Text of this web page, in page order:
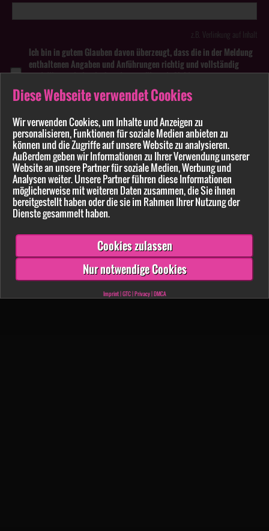
Diese Webseite verwendet Cookies
Wir verwenden Cookies, um Inhalte und Anzeigen zu
personalisieren, Funktionen für soziale Medien anbieten zu
können und die Zugriffe auf unsere Website zu analysieren.
Außerdem geben wir Informationen zu Ihrer Verwendung unserer
Website an unsere Partner für soziale Medien, Werbung und
Analysen weiter. Unsere Partner führen diese Informationen
möglicherweise mit weiteren Daten zusammen, die Sie ihnen
bereitgestellt haben oder die sie im Rahmen Ihrer Nutzung der
Dienste gesammelt haben.
Cookies zulassen
Nur notwendige Cookies
Imprint|GTC|Privacy|DMCA
z.B. Verlinkung auf Inhalt
Ich bin in gutem Glauben davon überzeugt, dass die in der Meldung
enthaltenen Angaben und Anführungen richtig und vollständig
sind. Wissentlich falsche oder irreführende Meldungen zu
rechtswidrigen Inhalten können strafbar sein.
Pflichtfelder sind mit * markiert
Bitte beachten Sie unsereDatenschutzerklärung.